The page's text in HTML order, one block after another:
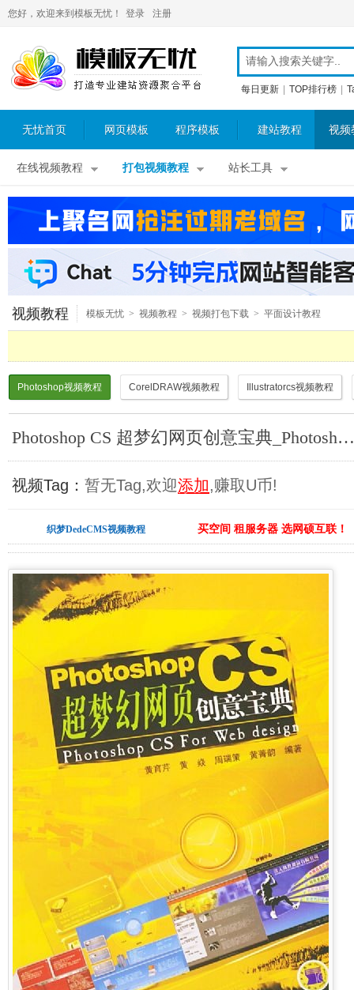
您好，欢迎来到模板无忧！ 登录 注册
每日更新 TOP排行榜
无忧首页 网页模板 程序模板 建站教程 视频
在线视频教程 打包视频教程 站长工具
视频教程 模板无忧 > 视频教程 > 视频打包下载 > 平面设计教程
> Photoshop视频教程 >
Photoshop视频教程 CorelDRAW视频教程 Illustratorcs视频教程
Photoshop CS 超梦幻网页创意宝典_Photoshop视频教程
视频Tag： 暂无Tag,欢迎添加,赚取U币!
织梦DedeCMS视频教程 买空间 租服务器 选网硕互联！